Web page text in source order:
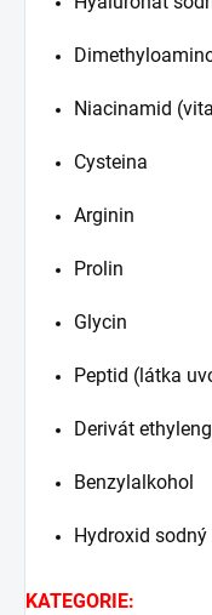
Niacinamid
Cysteina
Arginin
Prolin
Glycin
Peptid (látka
Derivát
Benzylalkohol
Hydroxid
KATEGORIE: